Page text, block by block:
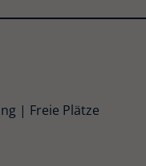
| Freie Plätze